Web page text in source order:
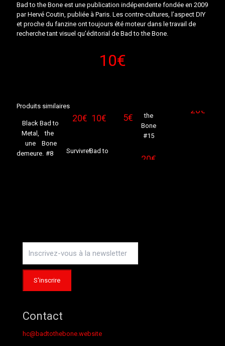
Bad to the Bone est une publication indépendente fondée en 2009
par Hervé Coutin, publiée à Paris. Les contre-cultures, l’aspect DIY
et proche du fanzine ont toujours été moteur dans le travail de
recherche tant visuel qu’éditorial de Bad to the Bone.
10€
Produits similaires
Black
Metal,
une
demeure.
20€
Sold
Bad to
the
Bone
#8
10€
Survivre!
5€
Bad to
the
Bone
#15
20€
Contact
hc@badtothebone.website